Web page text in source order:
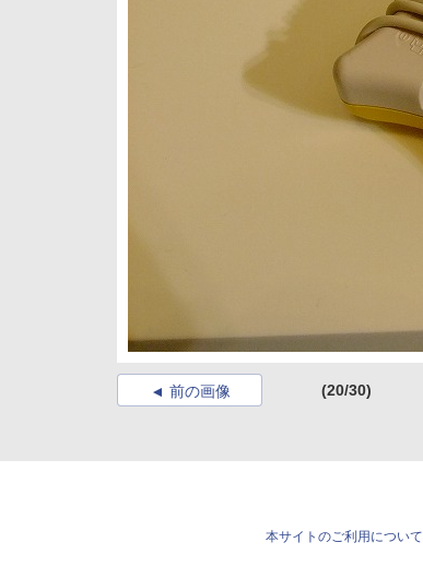
前の画像 (20/30)
本サイトのご利用について